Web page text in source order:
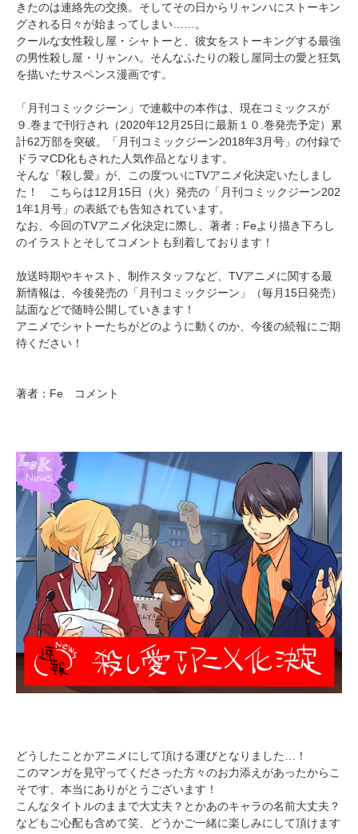
きたのは連絡先の交換。そしてその日からリャンハにストーキン
グされる日々が始まってしまい……。
クールな女性殺し屋・シャトーと、彼女をストーキングする最強
の男性殺し屋・リャンハ。そんなふたりの殺し屋同士の愛と狂気
を描いたサスペンス漫画です。
「月刊コミックジーン」で連載中の本作は、現在コミックスが
９.巻まで刊行され（2020年12月25日に最新１０.巻発売予定）累
計62万部を突破。「月刊コミックジーン2018年3月号」の付録で
ドラマCD化もされた人気作品となります。
そんな『殺し愛』が、この度ついにTVアニメ化決定いたしまし
た！ こちらは12月15日（火）発売の「月刊コミックジーン202
1年1月号」の表紙でも告知されています。
なお、今回のTVアニメ化決定に際し、著者：Feより描き下ろし
のイラストとそしてコメントも到着しております！
放送時期やキャスト、制作スタッフなど、TVアニメに関する最
新情報は、今後発売の「月刊コミックジーン」（毎月15日発売）
誌面などで随時公開していきます！
アニメでシャトーたちがどのように動くのか、今後の続報にご期
待ください！
著者：Fe コメント
どうしたことかアニメにして頂ける運びとなりました…！
このマンガを見守ってくださった方々のお力添えがあったからこ
そです、本当にありがとうございます！
こんなタイトルのままで大丈夫？とかあのキャラの名前大丈夫？
などもご心配も含めて笑、どうかご一緒に楽しみにして頂けます